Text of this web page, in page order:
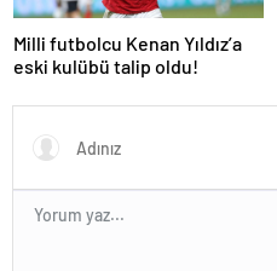
Milli futbolcu Kenan Yıldız’a
eski kulübü talip oldu!